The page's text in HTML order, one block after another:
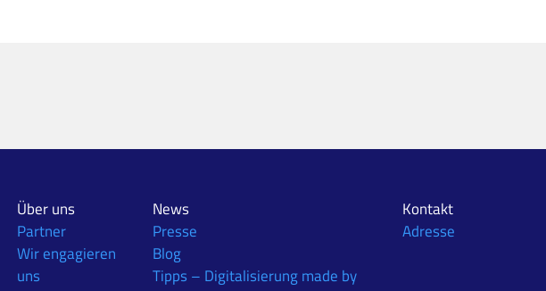
Über uns
Partner
Wir engagieren
uns
News
Presse
Blog
Tipps – Digitalisierung made by
Kontakt
Adresse